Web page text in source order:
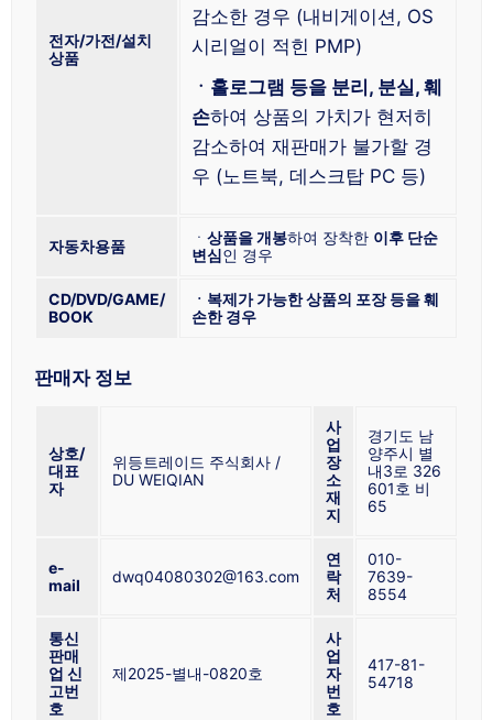
전자/가전/설치
상품
감소한 경우 (내비게이션, OS
시리얼이 적힌 PMP)
ㆍ홀로그램 등을 분리, 분실, 훼
손하여 상품의 가치가 현저히
감소하여 재판매가 불가할 경
우 (노트북, 데스크탑 PC 등)
자동차용품 ㆍ 상품을 개봉하여 장착한 이후 단순
변심인 경우
CD/DVD/GAME/
BOOK
ㆍ복제가 가능한 상품의 포장 등을 훼
손한 경우
판매자 정보
상호/
대표
자
위등트레이드 주식회사 /
DU WEIQIAN
사
업
장
소
재
지
경기도 남
양주시 별
내3로 326
601호 비
65
e-
mail
dwq04080302@163.com
연
락
처
010-
7639-
8554
통신
판매
업 신
고번
호
제2025-별내-0820호
사
업
자
번
호
417-81-
54718